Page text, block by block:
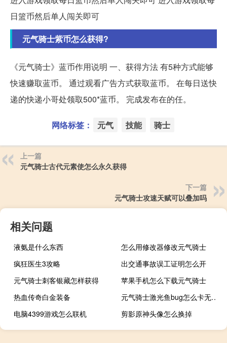
日篮币然后单人闯关即可
元气骑士紫币怎么获得?
《元气骑士》蓝币作用说明 一、获得方法 有5种方式能够
快速赚取蓝币。 通过观看广告方式获取蓝币。 在每日送快
递的快递小哥处领取500*蓝币。 完成发布在的任。
网络标签： 元气 技能 骑士
上一篇
元气骑士古代元素使怎么永久获得
下一篇
元气骑士攻速天赋可以叠加吗
相关问题
液氨是什么东西
怎么用修改器修改元气骑士
疯狂医生3攻略
出交通事故误工证明怎么开
元气骑士刺客银藏怎样获得
苹果手机怎么下载元气骑士
热血传奇白金装备
元气骑士激光鱼bug怎么卡无尽模式
电脑4399游戏怎么联机
剪影原神头像怎么换掉